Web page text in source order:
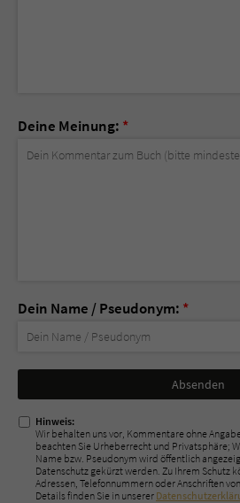
Deine Meinung: *
Dein Name / Pseudonym: *
Nicht
ausfüllen!
Hinweis:
Wir behalten uns vor, Kommentare ohne
beachten Sie Urheberrecht und Privatsphäre;
Name bzw. Pseudonym wird öffentlich
Datenschutz gekürzt werden. Zu Ihrem Schutz
Adressen, Telefonnummern oder Anschriften
Details finden Sie in unserer